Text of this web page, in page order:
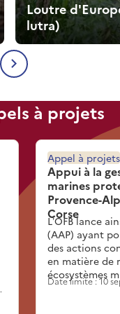
12 3
l'espèce 4
Loutre
lutra)
Espèce
à projets
Appui à la
marines
Provence-
Corse
Appel à projets
L’OFB lance
(AAP) ayant
des actions
en matière de
écosystèmes
(jusqu’à la
Date limite : 10